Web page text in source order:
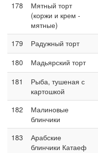
178
Мятный торт
(коржи и крем -
мятные)
179 Радужный торт
180
Мадьярский торт
181
Рыба, тушеная с
картошкой
182
Малиновые
блинчики
183
Арабские
блинчики Катаеф